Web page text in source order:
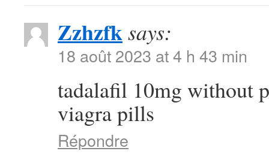
Zzhzfksays:
18 août 2023 at 4 h 43 min
tadalafil 10mg without
viagra pills
Répondre